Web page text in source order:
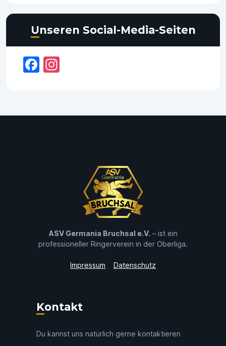
Unseren Social-Media-Seiten
Facebook
ASV Germania Bruchsal e.V. – ist ein
professioneller Ringerverein in der Oberliga.
Impressum Datenschutz
Kontakt
Du kannst uns natürlich gerne kontaktieren